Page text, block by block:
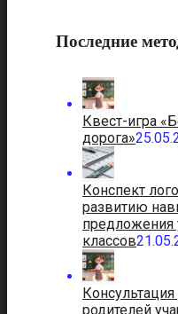
Последние
Квест-игра
дорога»
Конспект
развитию
предложения
классов
родителей